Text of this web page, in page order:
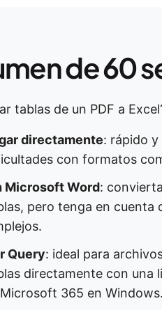
de 60
tablas de un PDF a
directamente: rápido y
con formatos
Microsoft Word:
pero tenga en cuenta
Query: ideal para
directamente con una
365 en Windows.